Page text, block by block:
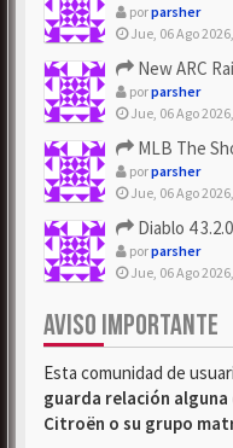
porparsher
Jue, 06 Ago
New ARC
porparsher
Jue, 06 Ago
MLB The Show
porparsher
Jue, 06 Ago
Diablo 4 3.2.0
porparsher
Jue, 06 Ago
AVISO IMPORTANTE
Esta comunidad de
guarda relación alguna
Citroën o su grupo